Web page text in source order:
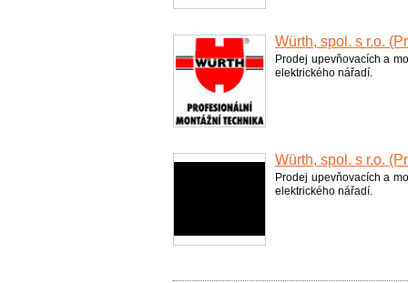
Würth, spol. s r.o.
Prodej upevňovacích a
elektrického nářadí.
Würth, spol. s r.o.
Prodej upevňovacích a
elektrického nářadí.